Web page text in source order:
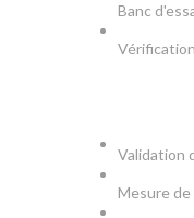
Banc
Validation
Mesure de